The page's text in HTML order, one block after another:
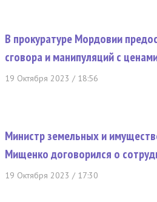
В прокуратуре Мордовии
сговора и манипуляций с
19 Октября 2023 / 18:56
Министр земельных и
Мищенко договорился о
19 Октября 2023 / 17:30